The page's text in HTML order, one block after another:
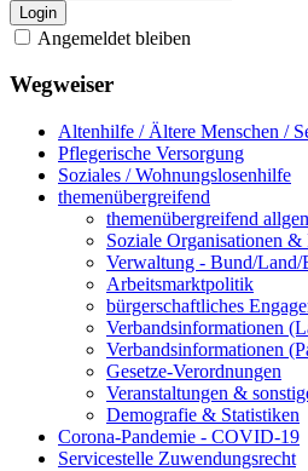
Login
Angemeldet bleiben
Wegweiser
Altenhilfe / Ältere Menschen /
Pflegerische Versorgung
Soziales / Wohnungslosenhilfe
themenübergreifend
themenübergreifend
Soziale Organisationen &
Verwaltung - Bund/Land/
Arbeitsmarktpolitik
bürgerschaftliches
Verbandsinformationen
Verbandsinformationen
Gesetze-Verordnungen
Veranstaltungen &
Demografie & Statistiken
Corona-Pandemie - COVID-19
Servicestelle Zuwendungsrecht